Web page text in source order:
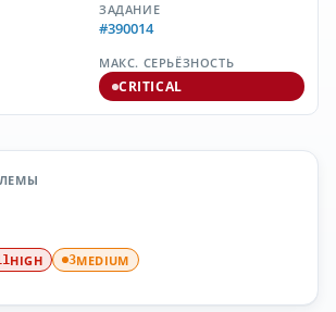
ЗАДАНИЕ
#390014
МАКС. СЕРЬЁЗНОСТЬ
CRITICAL
HIGH 3MEDIUM